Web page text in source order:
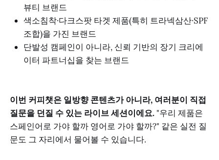
뷰티 브랜드
색소침착·다크스팟 타겟 제품(특히 트라넥삼산·SPF
조합)을 가진 브랜드
단발성 캠페인이 아니라, 신뢰 기반의 장기 크리에
이터 파트너십을 찾는 브랜드
이번 커피챗은 일방향 콘텐츠가 아니라, 여러분이 직접
질문을 던질 수 있는 라이브 세션이에요. "우리 제품은
스페인어로 가야 할까 영어로 가야 할까?" 같은 실전 질
문도 그 자리에서 물어볼 수 있습니다.